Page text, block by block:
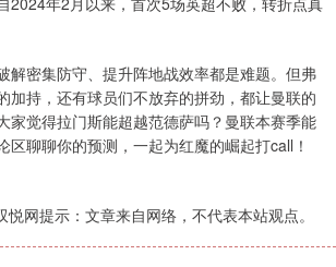
解密集防守、提升阵地战效率都是难题。但弗
加持，还有球员们不放弃的拼劲，都让曼联的
家觉得拉门斯能超越范德萨吗？曼联本赛季能
区聊聊你的预测，一起为红魔的崛起打call！
悦网提示：文章来自网络，不代表本站观点。